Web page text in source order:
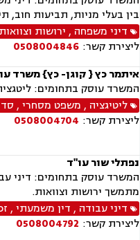
בין בעלי מניות, תביעות חוב,
דיני משפחה , ירושות וצוואות
ליצירת קשר: 0508004846
איתמר כץ { קוגן- כץ} משרד
המשרד עוסק בתחומים:
ליטיגציה , משפט מסחרי,
ליצירת קשר: 0508004704
נפתלי שור עו"ד
המשרד עוסק בתחומים: דיני
מתמשך ירושות וצוואות.
דיני עבודה , דין משמעתי,
ליצירת קשר: 0508004792